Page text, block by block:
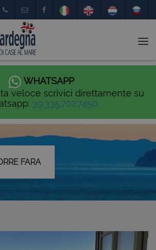
WHATSAPP
veloce scrivici direttamente su
39.335.702.7450
FARA